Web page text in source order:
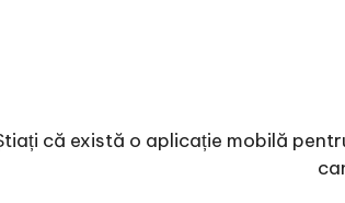
că există o aplicație mobilă